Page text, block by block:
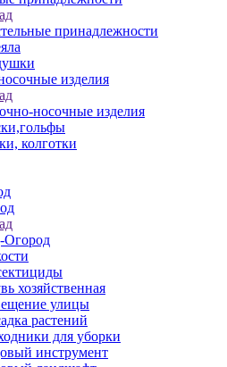
принадлежности
изделия
носочные изделия
колготки
Огород
хозяйственная
улицы
растений
для уборки
инструмент